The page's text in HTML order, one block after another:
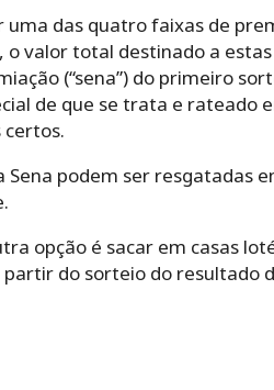
das quatro faixas de
o valor total destinado a
(“sena”) do primeiro
de que se trata e rateado
certos.
podem ser resgatadas
opção é sacar em casas
do sorteio do resultado